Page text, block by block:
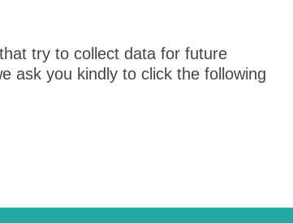
try to collect data for future
ask you kindly to click the following